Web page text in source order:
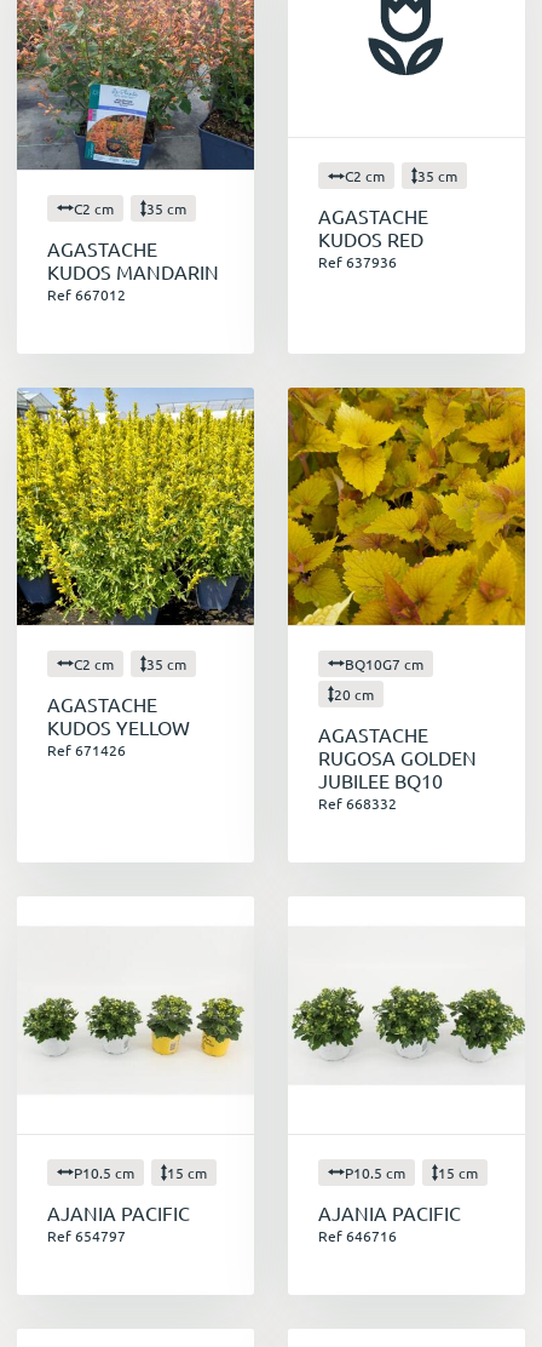
C2 cm 35 cm
AGASTACHE
KUDOS MANDARIN
Ref 667012
C2 cm 35 cm
AGASTACHE
KUDOS RED
Ref 637936
C2 cm 35 cm
AGASTACHE
KUDOS YELLOW
Ref 671426
BQ10G7 cm
20 cm
AGASTACHE
RUGOSA GOLDEN
JUBILEE BQ10
Ref 668332
P10.5 cm 15 cm
AJANIA PACIFIC
Ref 654797
P10.5 cm 15 cm
AJANIA PACIFIC
Ref 646716